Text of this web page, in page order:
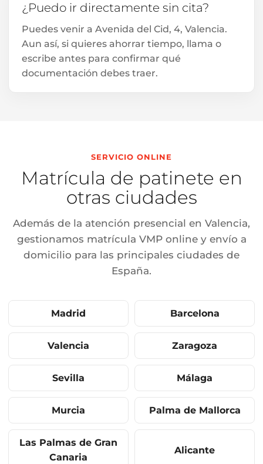
¿Puedo ir directamente sin cita?
Puedes venir a Avenida del Cid, 4, Valencia.
Aun así, si quieres ahorrar tiempo, llama o
escribe antes para confirmar qué
documentación debes traer.
SERVICIO ONLINE
Matrícula de patinete en
otras ciudades
Además de la atención presencial en Valencia,
gestionamos matrícula VMP online y envío a
domicilio para las principales ciudades de
España.
Madrid Barcelona
Valencia Zaragoza
Sevilla Málaga
Murcia Palma de Mallorca
Las Palmas de Gran
Canaria
Alicante